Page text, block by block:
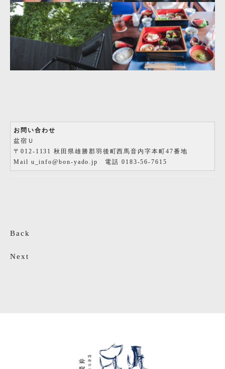
お問い合わせ
盆宿Ｕ
〒012-1131 秋田県雄勝郡羽後町西馬音内字本町47番地
Mail u_info@bon-yado.jp 電話 0183-56-7615
Back
Next